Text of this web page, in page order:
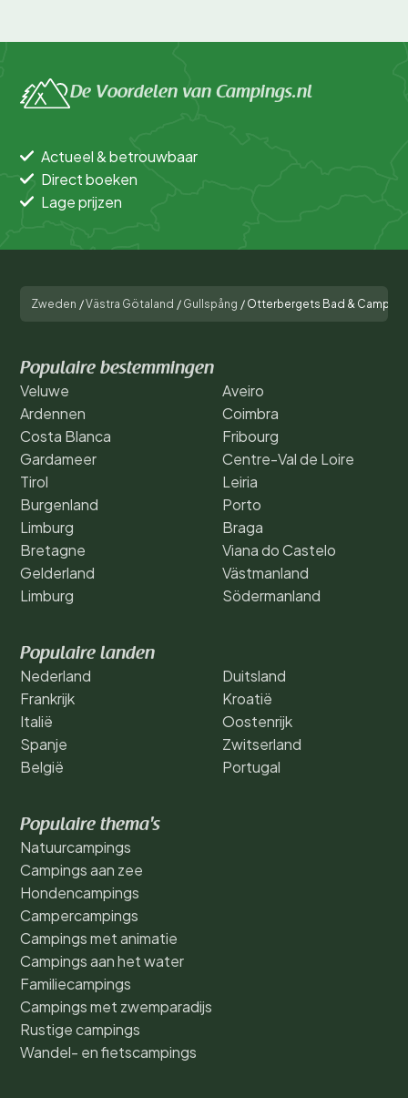
De Voordelen van Campings.nl
Actueel & betrouwbaar
Direct boeken
Lage prijzen
Zweden /Västra Götaland / Gullspång / Otterbergets Bad & Camping
Populaire bestemmingen
Veluwe
Ardennen
Costa Blanca
Gardameer
Tirol
Burgenland
Limburg
Bretagne
Gelderland
Limburg
Aveiro
Coimbra
Fribourg
Centre-Val de Loire
Leiria
Porto
Braga
Viana do Castelo
Västmanland
Södermanland
Populaire landen
Nederland
Frankrijk
Italië
Spanje
België
Duitsland
Kroatië
Oostenrijk
Zwitserland
Portugal
Populaire thema's
Natuurcampings
Campings aan zee
Hondencampings
Campercampings
Campings met animatie
Campings aan het water
Familiecampings
Campings met zwemparadijs
Rustige campings
Wandel- en fietscampings